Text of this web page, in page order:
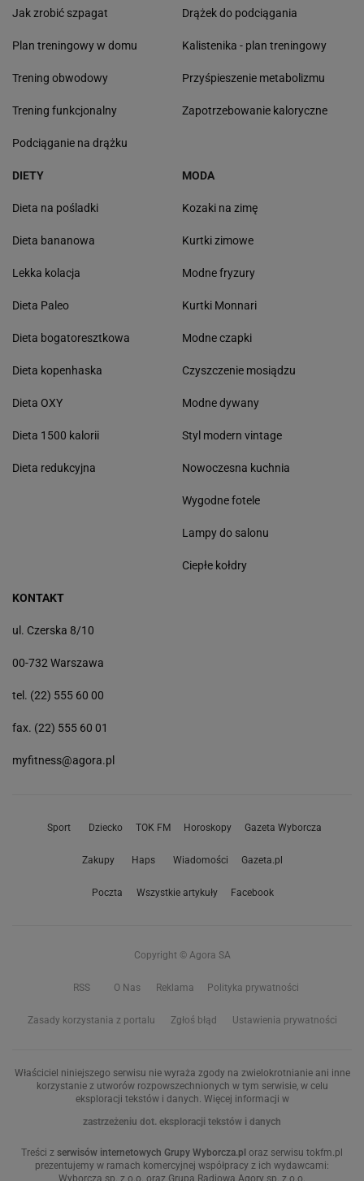
Jak zrobić szpagat
Plan treningowy w domu
Trening obwodowy
Trening funkcjonalny
Podciąganie na drążku
Drążek do podciągania
Kalistenika - plan treningowy
Przyśpieszenie metabolizmu
Zapotrzebowanie kaloryczne
DIETY
Dieta na pośladki
Dieta bananowa
Lekka kolacja
Dieta Paleo
Dieta bogatoresztkowa
Dieta kopenhaska
Dieta OXY
Dieta 1500 kalorii
Dieta redukcyjna
MODA
Kozaki na zimę
Kurtki zimowe
Modne fryzury
Kurtki Monnari
Modne czapki
Czyszczenie mosiądzu
Modne dywany
Styl modern vintage
Nowoczesna kuchnia
Wygodne fotele
Lampy do salonu
Ciepłe kołdry
KONTAKT
ul. Czerska 8/10
00-732 Warszawa
tel. (22) 555 60 00
fax. (22) 555 60 01
myfitness@agora.pl
Sport Dziecko TOK FM Horoskopy Gazeta Wyborcza
Zakupy Haps Wiadomości Gazeta.pl
Poczta Wszystkie artykuły Facebook
Copyright © Agora SA
RSS O Nas Reklama Polityka prywatności
Zasady korzystania z portalu Zgłoś błąd Ustawienia prywatności
Właściciel niniejszego serwisu nie wyraża zgody na zwielokrotnianie ani inne
korzystanie z utworów rozpowszechnionych w tym serwisie, w celu
eksploracji tekstów i danych. Więcej informacji w
zastrzeżeniu dot. eksploracji tekstów i danych
Treści z serwisów internetowych Grupy Wyborcza.pl oraz serwisu tokfm.pl
prezentujemy w ramach komercyjnej współpracy z ich wydawcami:
Wyborcza sp. z o.o. oraz Grupą Radiową Agory sp. z o.o.